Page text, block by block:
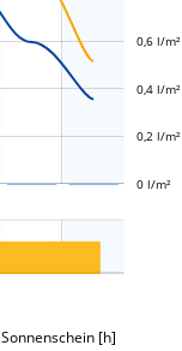
0 l/m²
0,2 l/m²
0,4 l/m²
0,6 l/m²
Sonnenschein [h]